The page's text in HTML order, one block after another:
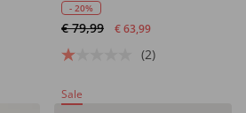
- 20%
€ 79,99 € 63,99
(2)
Sale